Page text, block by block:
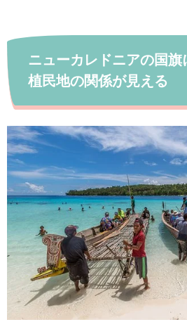
ニューカレドニアの国旗
植民地の関係が見える